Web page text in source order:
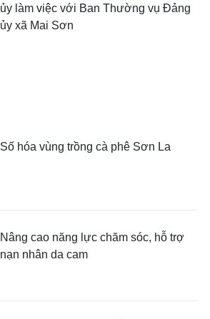
ủy làm việc với Ban Thường vụ Đảng
ủy xã Mai Sơn
Số hóa vùng trồng cà phê Sơn La
Nâng cao năng lực chăm sóc, hỗ trợ
nạn nhân da cam